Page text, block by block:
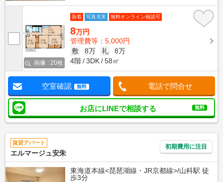
画像 : 20枚
新着 写真充実 無料オンライン相談可
8万円
管理費等：5,000円
敷
8万 礼
8万
4階
3DK 58㎡
空室確認 無料 電話で問合せ
お店にLINEで相談する 無料
賃貸アパート
エルマージュ安朱
初期費用に注目
東海道本線<琵琶湖線・JR京都線>/山科駅 徒
歩3分